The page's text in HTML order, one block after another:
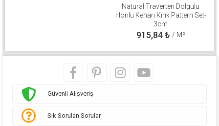
Natural Traverten Dolgulu
Honlu Kenarı Kırık Pattern Set-
3cm
915,84₺ / M²
Güvenli Alışveriş
Sık Sorulan Sorular